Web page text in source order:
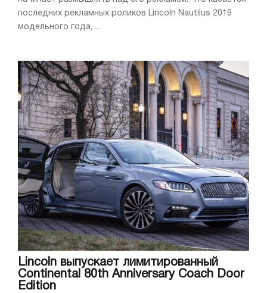
последних рекламных роликов Lincoln Nautilus 2019
модельного года, ...
Lincoln выпускает лимитированный
Continental 80th Anniversary Coach Door
Edition